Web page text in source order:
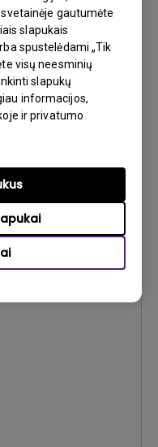
gautumėte
slapukais
spustelėdami „Tik
visų neesminių
slapukų
informacijos,
ir privatumo
Statement